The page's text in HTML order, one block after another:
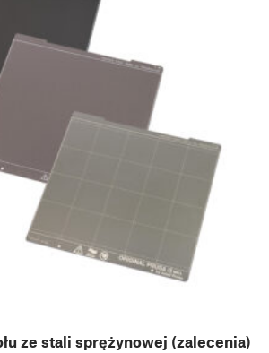
ze stali sprężynowej (zalecenia)